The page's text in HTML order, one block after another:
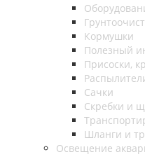
Кормушки
Полезный
Присоски,
Сачки
Скребки и
Шланги и
Освещение